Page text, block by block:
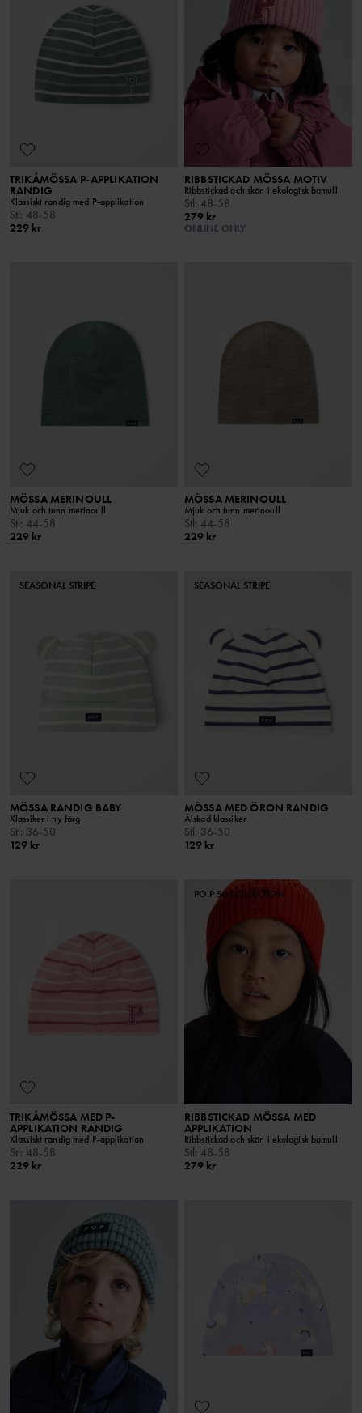
TRIKÅMÖSSA P-APPLIKATION
RANDIG
Klassiskt randig med P-applikation
Stl: 48-58
229 kr
RIBBSTICKAD MÖSSA MOTIV
Ribbstickad och skön i ekologisk bomull
Stl: 48-58
279 kr
ONLINE ONLY
MÖSSA MERINOULL
Mjuk och tunn merinoull
Stl: 44-58
229 kr
MÖSSA MERINOULL
Mjuk och tunn merinoull
Stl: 44-58
229 kr
SEASONAL STRIPE
MÖSSA RANDIG BABY
Klassiker i ny färg
Stl : 36-50
129 kr
SEASONAL STRIPE
MÖSSA MED ÖRON RANDIG
Älskad klassiker
Stl : 36-50
129 kr
TRIKÅMÖSSA MED P-
APPLIKATION RANDIG
Klassiskt randig med P-applikation
Stl: 48-58
229 kr
PO.P 50 COLLECTION
RIBBSTICKAD MÖSSA MED
APPLIKATION
Ribbstickad och skön i ekologisk bomull
Stl: 48-58
279 kr